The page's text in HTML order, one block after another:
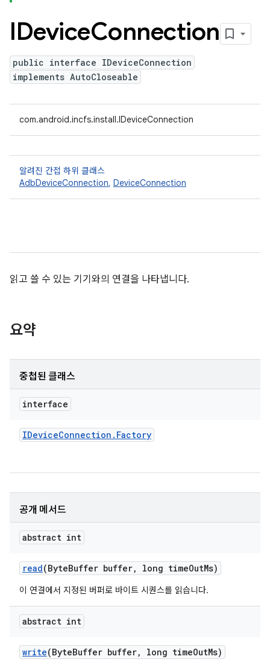
IDeviceConnection
public interface IDeviceConnection
implements AutoCloseable
com.android.incfs.install.IDeviceConnection
알려진 간접 하위 클래스
AdbDeviceConnection, DeviceConnection
읽고 쓸 수 있는 기기와의 연결을 나타냅니다.
요약
중첩된 클래스
interface
IDeviceConnection . Factory
공개 메서드
abstract int
read(ByteBuffer buffer, long timeOutMs)
이 연결에서 지정된 버퍼로 바이트 시퀀스를 읽습니다.
abstract int
write(ByteBuffer buffer, long timeOutMs)